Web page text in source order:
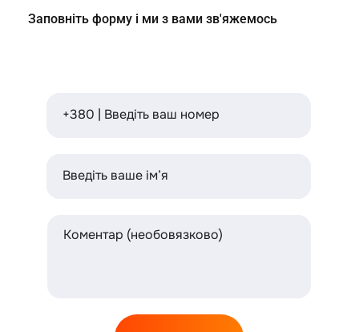
Заповніть форму і ми з вами зв'яжемось